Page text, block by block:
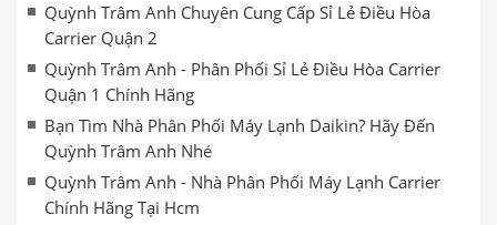
Quỳnh Trâm Anh Chuyên Cung Cấp Sỉ Lẻ Điều Hòa
Carrier Quận 2
Quỳnh Trâm Anh - Phân Phối Sỉ Lẻ Điều Hòa Carrier
Quận 1 Chính Hãng
Bạn Tìm Nhà Phân Phối Máy Lạnh Daikin? Hãy Đến
Quỳnh Trâm Anh Nhé
Quỳnh Trâm Anh - Nhà Phân Phối Máy Lạnh Carrier
Chính Hãng Tại Hcm